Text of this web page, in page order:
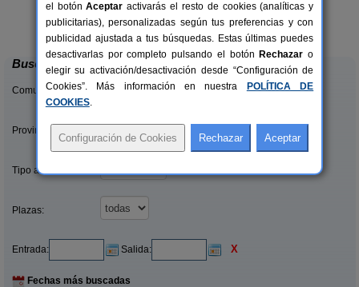
12+1 pers.
desde23 €
Masía de San Juan
Altura (Castellón)
Buscar
Comunidades:
Provincias/Islas:
Tipo alquiler:
Plazas:
Entrada: Salida: X
Fechas más buscadas
el botónAceptar activarás el resto de cookies (analíticas y
publicitarias), personalizadas según tus preferencias y con
publicidad ajustada a tus búsquedas. Estas últimas puedes
desactivarlas por completo pulsando el botón Rechazar o
elegir su activación/desactivación desde “Configuración de
Cookies”. Más información en nuestra
POLÍTICA DE
COOKIES.